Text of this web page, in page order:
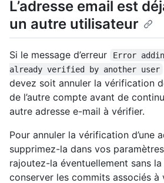
L’adresse email est
un autre utilisateur
Si le message d’erreur
Error
already verified by another user
devez soit annuler la vérification
de l’autre compte avant de
autre adresse e-mail à vérifier.
Pour annuler la vérification d’une
supprimez-la dans vos
rajoutez-la éventuellement sans
conserver les commits associés à